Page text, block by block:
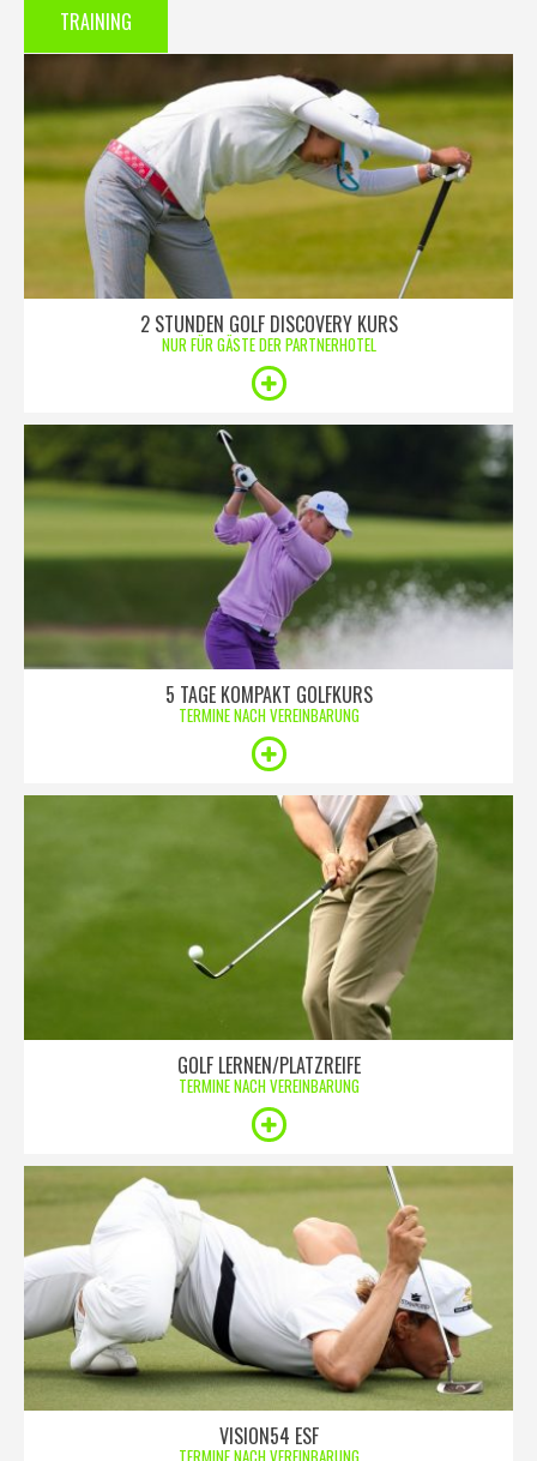
TRAINING
2 STUNDEN GOLF DISCOVERY KURS
NUR FÜR GÄSTE DER PARTNERHOTEL
5 TAGE KOMPAKT GOLFKURS
TERMINE NACH VEREINBARUNG
GOLF LERNEN/PLATZREIFE
TERMINE NACH VEREINBARUNG
VISION54 ESF
TERMINE NACH VEREINBARUNG